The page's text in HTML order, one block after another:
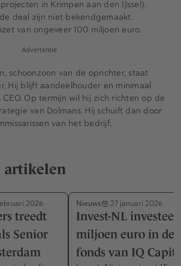
in Krimpen aan den IJssel).
deal zijn niet bekendgemaakt.
van ongeveer 100 miljoen euro.
Advertentie
schoonzoon van de oprichter, staat
Hij blijft aandeelhouder en minimaal
Op termijn wil hij zich richten op de
van Dolmans. Hij schuift dan door
van het bedrijf.
artikelen
2026
treedt
Senior
Nieuws 27 januari 2026
Invest-NL
miljoen euro in
fonds van IQ